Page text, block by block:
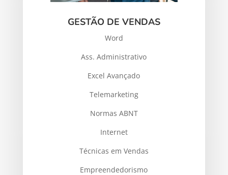
GESTÃO DE VENDAS
Word
Ass. Administrativo
Excel Avançado
Telemarketing
Normas ABNT
Internet
Técnicas em Vendas
Empreendedorismo